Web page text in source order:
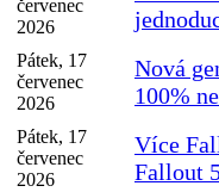
červenec
2026
Pátek, 17
červenec
2026
Nová
100%
Pátek, 17
červenec
2026
Více
Fallout